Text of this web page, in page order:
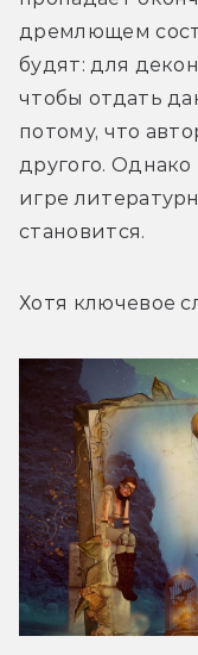
дремлющем
будят: для
чтобы отдать
потому, что
другого.
игре
становится.
Хотя ключевое